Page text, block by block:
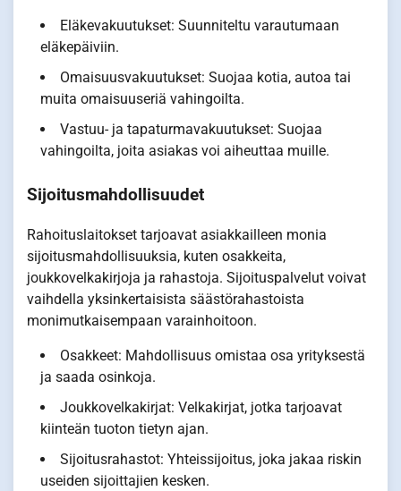
Eläkevakuutukset: Suunniteltu varautumaan
eläkepäiviin.
Omaisuusvakuutukset: Suojaa kotia, autoa tai
muita omaisuuseriä vahingoilta.
Vastuu- ja tapaturmavakuutukset: Suojaa
vahingoilta, joita asiakas voi aiheuttaa muille.
Sijoitusmahdollisuudet
Rahoituslaitokset tarjoavat asiakkailleen monia
sijoitusmahdollisuuksia, kuten osakkeita,
joukkovelkakirjoja ja rahastoja. Sijoituspalvelut voivat
vaihdella yksinkertaisista säästörahastoista
monimutkaisempaan varainhoitoon.
Osakkeet: Mahdollisuus omistaa osa yrityksestä
ja saada osinkoja.
Joukkovelkakirjat: Velkakirjat, jotka tarjoavat
kiinteän tuoton tietyn ajan.
Sijoitusrahastot: Yhteissijoitus, joka jakaa riskin
useiden sijoittajien kesken.